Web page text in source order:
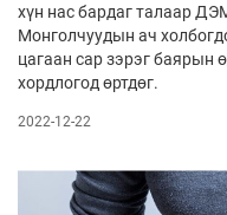
хүн нас бардаг талаар
Монголчуудын ач
цагаан сар зэрэг баярын
хордлогод өртдөг.
2022-12-22